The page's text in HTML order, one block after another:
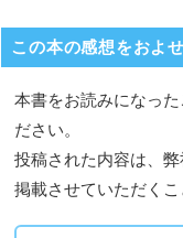
この本の感想をおよ
本書をお読みになっ
ださい。
投稿された内容は、
掲載させていただくこ